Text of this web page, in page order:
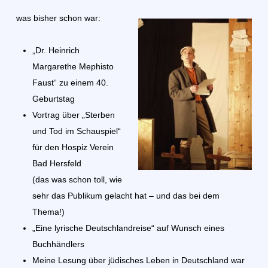
was bisher schon war:
„Dr. Heinrich
Margarethe Mephisto
Faust“ zu einem 40.
Geburtstag
Vortrag über „Sterben
und Tod im Schauspiel“
für den Hospiz Verein
Bad Hersfeld
(das was schon toll, wie
sehr das Publikum gelacht hat – und das bei dem
Thema!)
„Eine lyrische Deutschlandreise“ auf Wunsch eines
Buchhändlers
Meine Lesung über jüdisches Leben in Deutschland war